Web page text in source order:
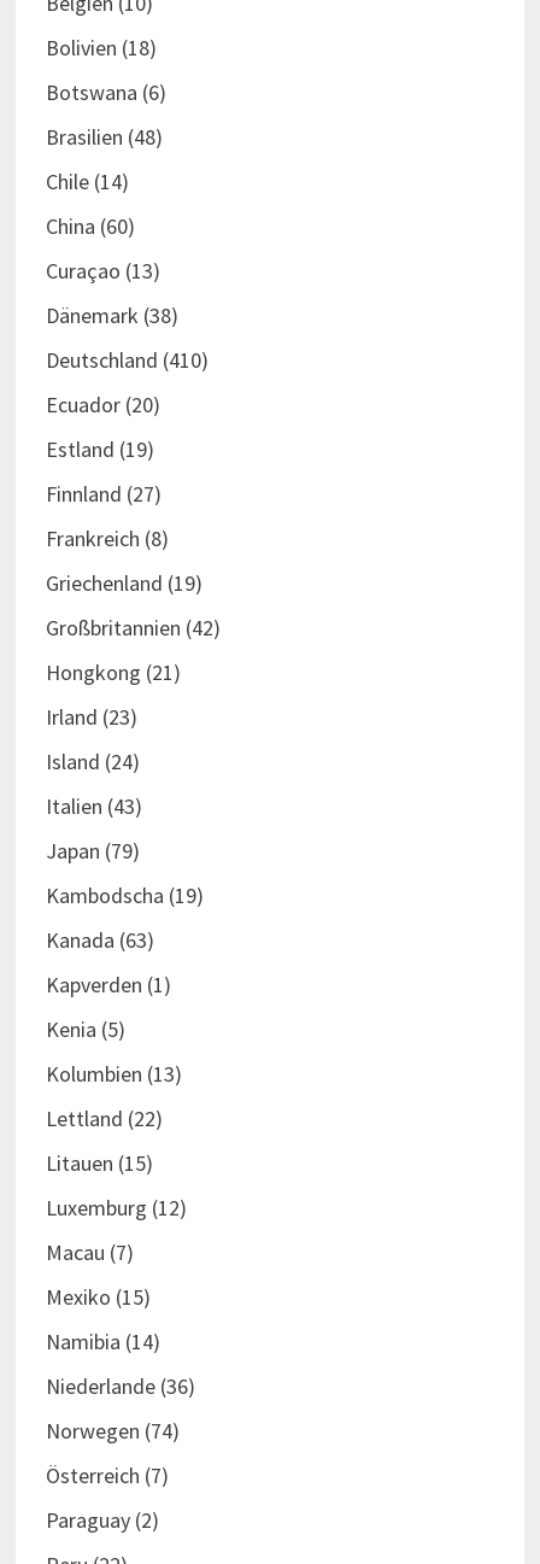
Bolivien (18)
Botswana (6)
Brasilien (48)
Chile(14)
China (60)
Curaçao (13)
Dänemark (38)
Deutschland (410)
Ecuador(20)
Estland (19)
Finnland (27)
Frankreich (8)
Griechenland (19)
Großbritannien (42)
Hongkong (21)
Irland (23)
Island (24)
Italien (43)
Japan (79)
Kambodscha (19)
Kanada (63)
Kapverden (1)
Kenia (5)
Kolumbien (13)
Lettland (22)
Litauen (15)
Luxemburg (12)
Macau (7)
Mexiko (15)
Namibia (14)
Niederlande(36)
Norwegen (74)
Österreich (7)
Paraguay(2)